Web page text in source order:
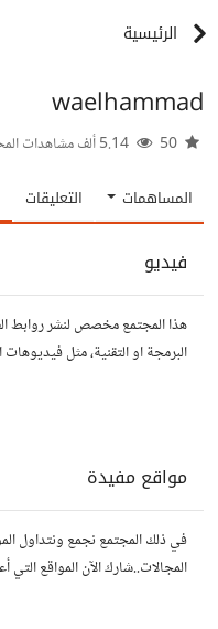
الرئيسية
waelhammad
المساهمات التعليقات
فيديو
هذا المجتمع مخصص لنشر روابط
البرمجة او التقنية، مثل
مواقع مفيدة
في ذلك المجتمع نجمع ونتداول
المجالات..شارك الآن المواقع